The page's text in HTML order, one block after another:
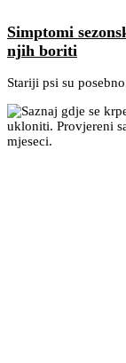
Simptomi
njih boriti
Stariji psi su